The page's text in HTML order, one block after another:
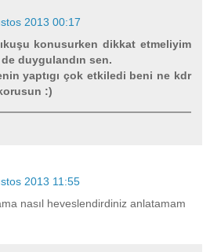
2013 00:17
konusurken dikkat etmeliyim
duygulandın sen.
yaptıgı çok etkiledi beni ne kdr
:)
2013 11:55
nasıl heveslendirdiniz anlatamam